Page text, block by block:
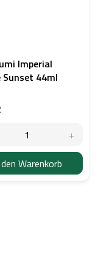
Imperial
Sunset 44ml
Warenkorb